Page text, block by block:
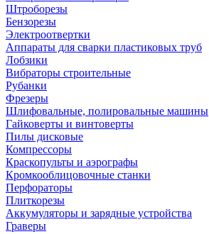
Штроборезы
Бензорезы
Электроотвертки
Аппараты для сварки пластиковых труб
Лобзики
Вибраторы строительные
Рубанки
Фрезеры
Шлифовальные, полировальные машины
Гайковерты и винтоверты
Пилы дисковые
Компрессоры
Краскопульты и аэрографы
Кромкооблицовочные станки
Перфораторы
Плиткорезы
Аккумуляторы и зарядные устройства
Граверы